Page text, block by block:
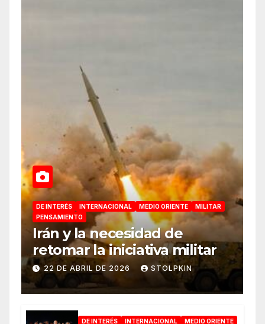
DE INTERÉS INTERNACIONAL MEDIO ORIENTE
MILITAR
PENSAMIENTO
Irán y la necesidad de
retomar la iniciativa militar
22 DE ABRIL DE 2026 STOLPKIN
DE INTERÉS INTERNACIONAL
MEDIO ORIENTE